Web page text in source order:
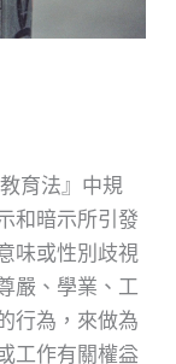
育法』中規
和暗示所引發
味或性別歧視
嚴、學業、工
行為，來做為
工作有關權益